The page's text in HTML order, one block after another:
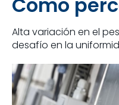
Alta variación en el
desafío en la